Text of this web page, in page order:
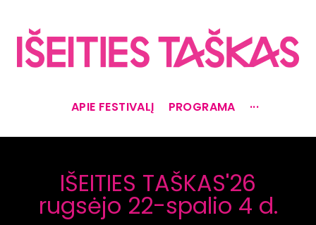
APIE FESTIVALĮ PROGRAMA ···
IŠEITIES TAŠKAS'26
rugsėjo 22-spalio 4 d.